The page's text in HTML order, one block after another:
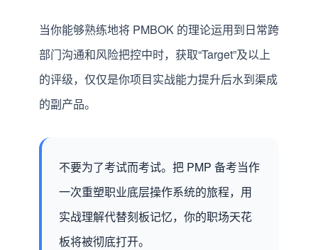
当你能够熟练地将 PMBOK 的理论运用到日常跨
部门沟通和风险把控中时，获取“Target”及以上
的评级，仅仅是你项目实战能力提升后水到渠成
的副产品。
不要为了考试而考试。把 PMP 备考当作
一次重塑职业底层操作系统的旅程，用
实战理解代替刻板记忆，你的职场天花
板将被彻底打开。